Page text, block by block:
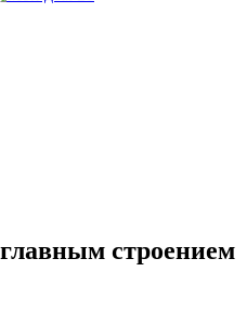
строением